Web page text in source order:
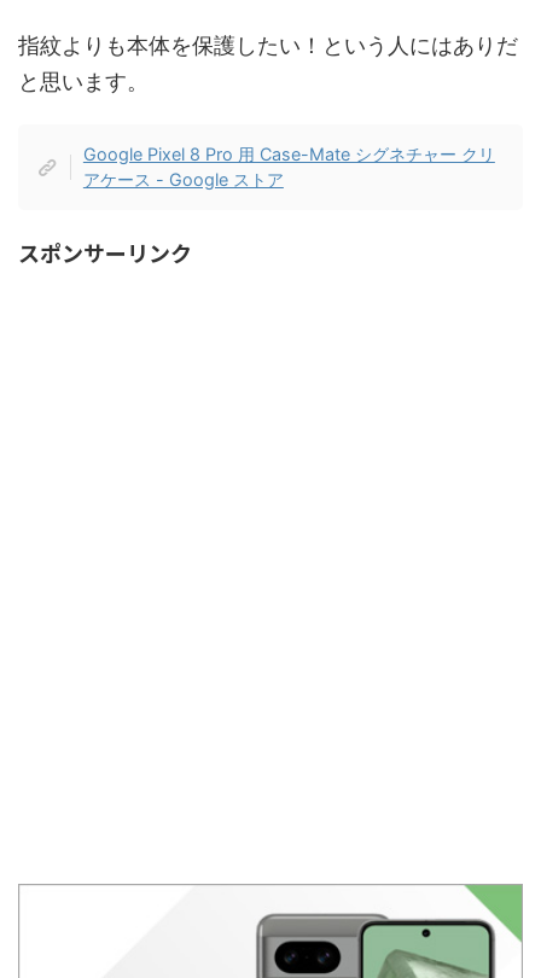
指紋よりも本体を保護したい！という人にはありだ
と思います。
Google Pixel 8 Pro 用 Case-Mate シグネチャー クリ
アケース - Google ストア
スポンサーリンク